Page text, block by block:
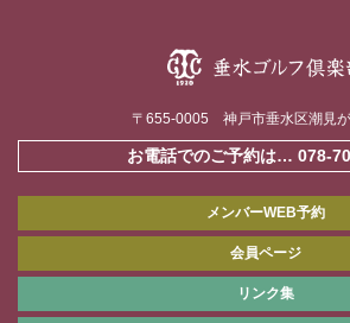
〒655-0005 神戸市垂水区潮見
お電話でのご予約は… 078-
メンバーWEB予約
会員ページ
リンク集